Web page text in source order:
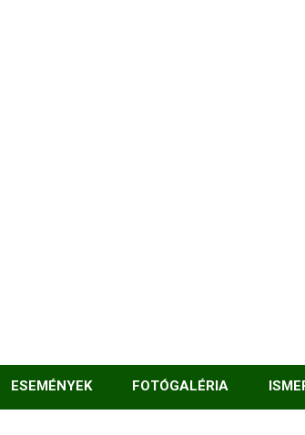
ESEMÉNYEK FOTÓGALÉRIA